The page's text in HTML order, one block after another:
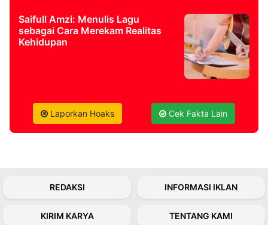
2026Saifull Amzi: Menulis Lagu
sebagai Cara Merekam Realitas
Kehidupan
Laporkan Hoaks Cek Fakta Lain
REDAKSI INFORMASI IKLAN
KIRIM KARYA TENTANG KAMI